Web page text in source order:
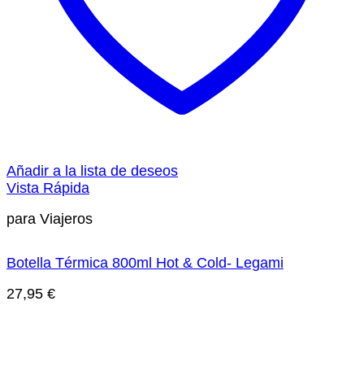
Añadir a la lista de deseos
Vista Rápida
para Viajeros
Botella Térmica 800ml Hot & Cold- Legami
27,95 €